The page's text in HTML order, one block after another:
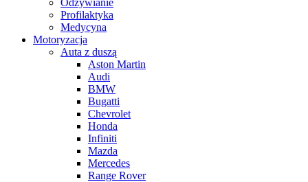
Profilaktyka
Medycyna
Motoryzacja
Auta z duszą
Aston Martin
Audi
BMW
Bugatti
Chevrolet
Honda
Infiniti
Mazda
Mercedes
Range Rover